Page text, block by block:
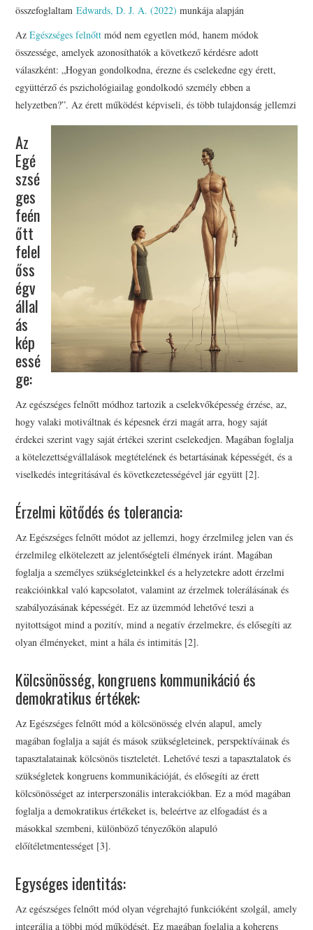
KOSÁR
BLOG
összefoglaltamEdwards, D. J. A. (2022)munkája alapján
Az Egészséges felnőtt mód nem egyetlen mód, hanem módok
összessége, amelyek azonosíthatók a következő kérdésre adott
válaszként: „Hogyan gondolkodna, érezne és cselekedne egy érett,
együttérző és pszichológiailag gondolkodó személy ebben a
helyzetben?”. Az érett működést képviseli, és több tulajdonság jellemzi
Az
Egé
szsé
ges
feén
őtt
felel
őss
égv
állal
ás
kép
essé
ge:
Az egészséges felnőtt módhoz tartozik a cselekvőképesség érzése, az,
hogy valaki motiváltnak és képesnek érzi magát arra, hogy saját
érdekei szerint vagy saját értékei szerint cselekedjen. Magában foglalja
a kötelezettségvállalások megtételének és betartásának képességét, és a
viselkedés integritásával és következetességével jár együtt [2].
Érzelmi kötődés és tolerancia:
Az Egészséges felnőtt módot az jellemzi, hogy érzelmileg jelen van és
érzelmileg elkötelezett az jelentőségteli élmények iránt. Magában
foglalja a személyes szükségleteinkkel és a helyzetekre adott érzelmi
reakcióinkkal való kapcsolatot, valamint az érzelmek tolerálásának és
szabályozásának képességét. Ez az üzemmód lehetővé teszi a
nyitottságot mind a pozitív, mind a negatív érzelmekre, és elősegíti az
olyan élményeket, mint a hála és intimitás [2].
Kölcsönösség, kongruens kommunikáció és
demokratikus értékek:
Az Egészséges felnőtt mód a kölcsönösség elvén alapul, amely
magában foglalja a saját és mások szükségleteinek, perspektíváinak és
tapasztalatainak kölcsönös tiszteletét. Lehetővé teszi a tapasztalatok és
szükségletek kongruens kommunikációját, és elősegíti az érett
kölcsönösséget az interperszonális interakciókban. Ez a mód magában
foglalja a demokratikus értékeket is, beleértve az elfogadást és a
másokkal szembeni, különböző tényezőkön alapuló
előítéletmentességet [3].
Egységes identitás:
Az egészséges felnőtt mód olyan végrehajtó funkcióként szolgál, amely
integrálja a többi mód működését. Ez magában foglalja a koherens